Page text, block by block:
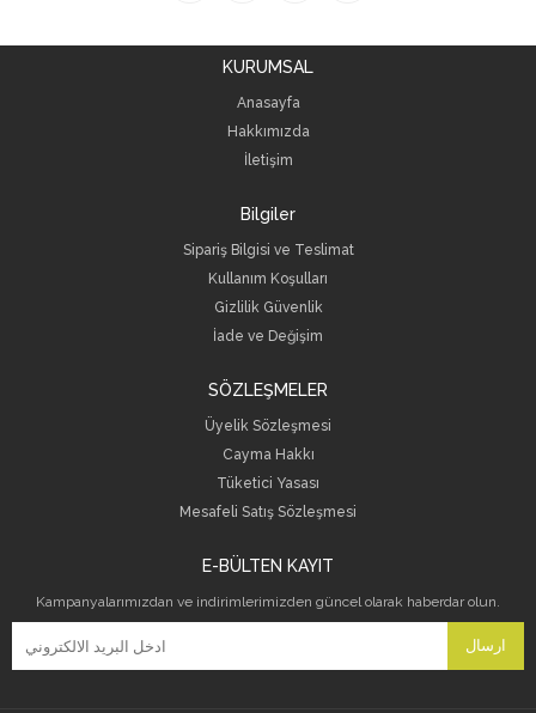
KURUMSAL
Anasayfa
Hakkımızda
İletişim
Bilgiler
Sipariş Bilgisi ve Teslimat
Kullanım Koşulları
Gizlilik Güvenlik
İade ve Değişim
SÖZLEŞMELER
Üyelik Sözleşmesi
Cayma Hakkı
Tüketici Yasası
Mesafeli Satış Sözleşmesi
E-BÜLTEN KAYIT
Kampanyalarımızdan ve indirimlerimizden güncel olarak haberdar olun.
ارسال